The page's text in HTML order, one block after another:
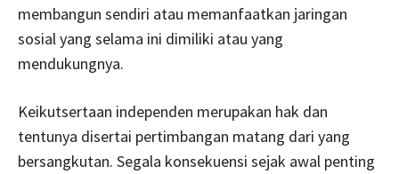
membangun sendiri atau memanfaatkan jaringan
sosial yang selama ini dimiliki atau yang
mendukungnya.
Keikutsertaan independen merupakan hak dan
tentunya disertai pertimbangan matang dari yang
bersangkutan. Segala konsekuensi sejak awal penting